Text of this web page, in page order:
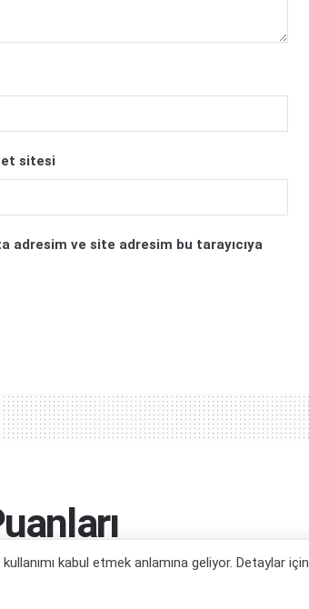
sitesi
adresim ve site adresim bu tarayıcıya
kabul etmek anlamına geliyor. Detaylar için